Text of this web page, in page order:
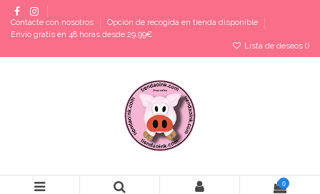
Contacte con nosotros
Opción de recogida en tienda disponible
Envío gratis en 48 horas desde 29,99€
Lista de deseos ()
0